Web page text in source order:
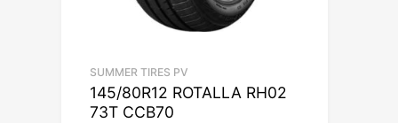
SUMMER TIRES PV
145/80R12 ROTALLA RH02
73T CCB70